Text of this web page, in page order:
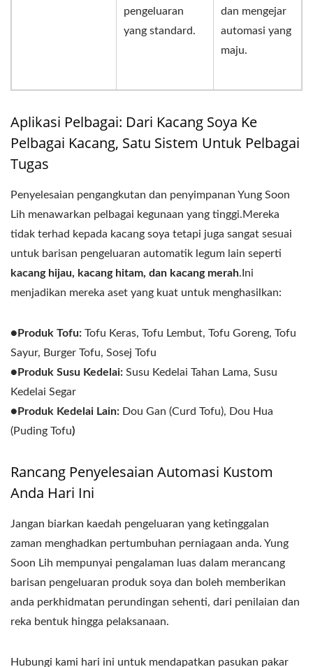
pengeluaran
yang standard.
dan mengejar
automasi yang
maju.
Aplikasi Pelbagai: Dari Kacang Soya Ke
Pelbagai Kacang, Satu Sistem Untuk Pelbagai
Tugas
Penyelesaian pengangkutan dan penyimpanan Yung Soon
Lih menawarkan pelbagai kegunaan yang tinggi.Mereka
tidak terhad kepada kacang soya tetapi juga sangat sesuai
untuk barisan pengeluaran automatik legum lain seperti
kacang hijau, kacang hitam, dan kacang merah.Ini
menjadikan mereka aset yang kuat untuk menghasilkan:
●Produk Tofu: Tofu Keras, Tofu Lembut, Tofu Goreng, Tofu
Sayur, Burger Tofu, Sosej Tofu
●Produk Susu Kedelai: Susu Kedelai Tahan Lama, Susu
Kedelai Segar
●Produk Kedelai Lain: Dou Gan (Curd Tofu), Dou Hua
(Puding Tofu)
Rancang Penyelesaian Automasi Kustom
Anda Hari Ini
Jangan biarkan kaedah pengeluaran yang ketinggalan
zaman menghadkan pertumbuhan perniagaan anda. Yung
Soon Lih mempunyai pengalaman luas dalam merancang
barisan pengeluaran produk soya dan boleh memberikan
anda perkhidmatan perundingan sehenti, dari penilaian dan
reka bentuk hingga pelaksanaan.
Hubungi kami hari ini untuk mendapatkan pasukan pakar